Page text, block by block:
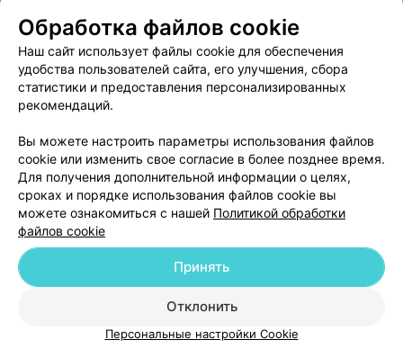
Пользовательское соглашение
Способы оплаты
Вакансии
Партнеры
Написать руководителю 103.by
Обработка персональных данных
© 2026 ООО «Артокс Лаб», УНП 191700409
| 220012, Республика Беларусь,
Служба поддержки +375 291212755
Обработка файлов cookie
Наш сайт использует файлы cookie для обеспечения
удобства пользователей сайта, его улучшения, сбора
статистики и предоставления персонализированных
рекомендаций.
Вы можете настроить параметры использования файлов
cookie или изменить свое согласие в более позднее время.
Для получения дополнительной информации о целях,
сроках и порядке использования файлов cookie вы
можете ознакомиться с нашей Политикой обработки
файлов cookie
Отклонить
Принять
Персональные настройки Cookie